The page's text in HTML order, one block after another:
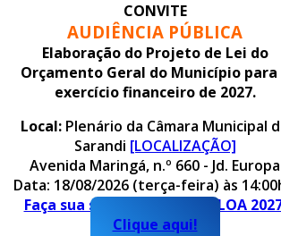
CONVITE
AUDIÊNCIA PÚBLICA
Elaboração do Projeto de Lei do
Orçamento Geral do Município para
exercício financeiro de 2027.
Local: Plenário da Câmara Municipal
Sarandi [LOCALIZAÇÃO]
Avenida Maringá, n.º 660 - Jd. Europa
Data: 18/08/2026 (terça-feira) às
Faça sua sugestão para o PLOA
Clique aqui!